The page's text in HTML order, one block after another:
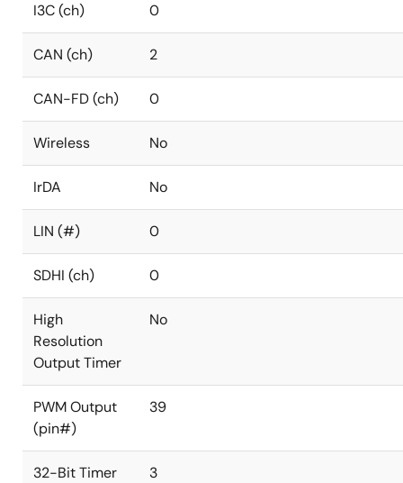
I3C (ch) 0
CAN (ch) 2
CAN-FD (ch) 0
Wireless No
IrDA No
LIN (#) 0
SDHI (ch) 0
High
Resolution
Output Timer
No
PWM Output
(pin#)
39
32-Bit Timer
3